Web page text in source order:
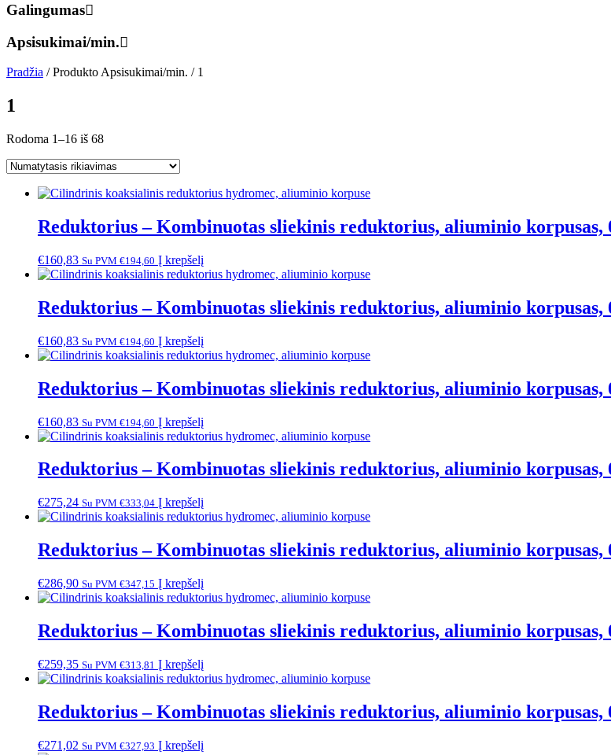
Galingumas
Apsisukimai/min.
Pradžia / Produkto Apsisukimai/min. / 1
1
Rodoma 1–16 iš 68
Reduktorius – Kombinuotas sliekinis reduktorius, aliuminio korpusas,
€160,83 Su PVM €194,60 Į krepšelį
Reduktorius – Kombinuotas sliekinis reduktorius, aliuminio korpusas,
€160,83 Su PVM €194,60 Į krepšelį
Reduktorius – Kombinuotas sliekinis reduktorius, aliuminio korpusas,
€160,83 Su PVM €194,60 Į krepšelį
Reduktorius – Kombinuotas sliekinis reduktorius, aliuminio korpusas,
€275,24 Su PVM €333,04 Į krepšelį
Reduktorius – Kombinuotas sliekinis reduktorius, aliuminio korpusas,
€286,90 Su PVM €347,15 Į krepšelį
Reduktorius – Kombinuotas sliekinis reduktorius, aliuminio korpusas,
€259,35 Su PVM €313,81 Į krepšelį
Reduktorius – Kombinuotas sliekinis reduktorius, aliuminio korpusas,
€271,02 Su PVM €327,93 Į krepšelį